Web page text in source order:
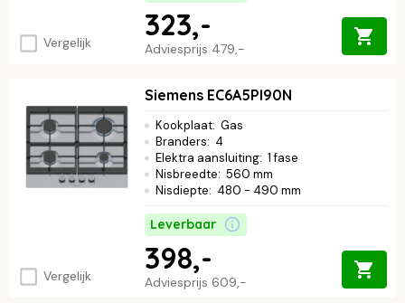
Vergelijk Adviesprijs 479,-
323,-
Vergelijk
Siemens EC6A5PI90N
Kookplaat: Gas
Branders: 4
Elektra aansluiting: 1 fase
Nisbreedte: 560 mm
Nisdiepte: 480 - 490 mm
Leverbaar
Adviesprijs 609,-
398,-